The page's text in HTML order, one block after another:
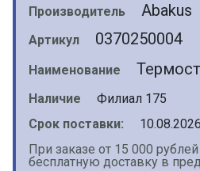
Производитель Abakus
Артикул 0370250004
Наименование
Наличие
Филиал 175
Срок поставки:
При заказе от 15 000
бесплатную доставку в